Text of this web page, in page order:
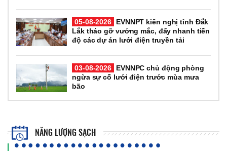
05-08-2026
EVNNPT kiến nghị tỉnh Đắk
Lắk tháo gỡ vướng mắc, đẩy nhanh tiến
độ các dự án lưới điện truyền tải
03-08-2026
EVNNPC chủ động phòng
ngừa sự cố lưới điện trước mùa mưa
bão
NĂNG LƯỢNG SẠCH